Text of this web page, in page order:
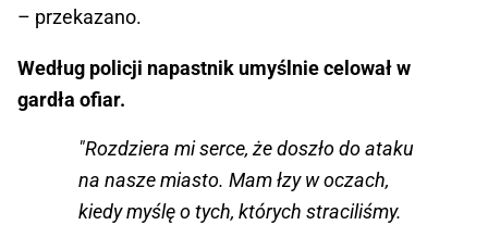
– przekazano.
Według policji napastnik umyślnie celował w
gardła ofiar.
"Rozdziera mi serce, że doszło do ataku
na nasze miasto. Mam łzy w oczach,
kiedy myślę o tych, których straciliśmy.